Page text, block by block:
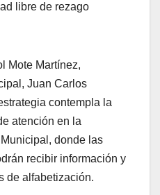
libre de rezago
Mote Martínez,
Juan Carlos
contempla la
atención en la
donde las
recibir información y
de alfabetización.